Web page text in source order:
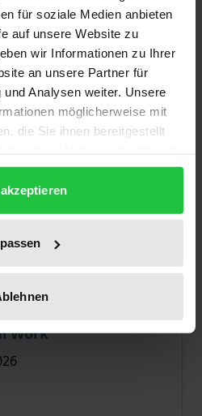
für soziale Medien anbieten
auf unsere Website zu
wir Informationen zu Ihrer
an unsere Partner für
Analysen weiter. Unsere
möglicherweise mit
die Sie ihnen bereitgestellt
Work
richtet sich nach der